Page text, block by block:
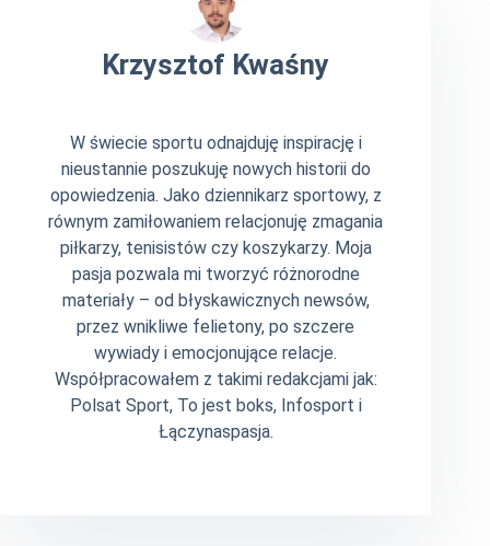
Krzysztof Kwaśny
W świecie sportu odnajduję inspirację i
nieustannie poszukuję nowych historii do
opowiedzenia. Jako dziennikarz sportowy, z
równym zamiłowaniem relacjonuję zmagania
piłkarzy, tenisistów czy koszykarzy. Moja
pasja pozwala mi tworzyć różnorodne
materiały – od błyskawicznych newsów,
przez wnikliwe felietony, po szczere
wywiady i emocjonujące relacje.
Współpracowałem z takimi redakcjami jak:
Polsat Sport, To jest boks, Infosport i
Łączynaspasja.